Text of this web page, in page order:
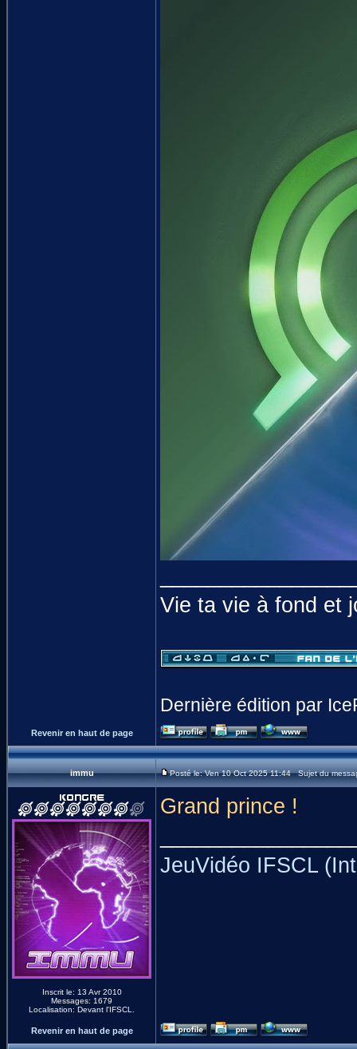
Vie ta vie à fond et
Dernière édition par
Revenir en haut de page
immu Posté le: Ven 10 Oct 2025 11:44 Sujet du
Inscrit le: 13 Avr 2010
Messages: 1679
Localisation: Devant l'IFSCL.
Grand prince !
JeuVidéo IFSCL
Revenir en haut de page